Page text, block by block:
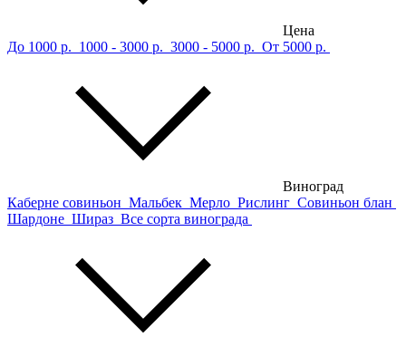
Цена
До 1000 р. 1000 - 3000 р. 3000 - 5000 р. От 5000 р.
Виноград
Каберне совиньон Мальбек Мерло Рислинг Совиньон блан
Шардоне Шираз Все сорта винограда